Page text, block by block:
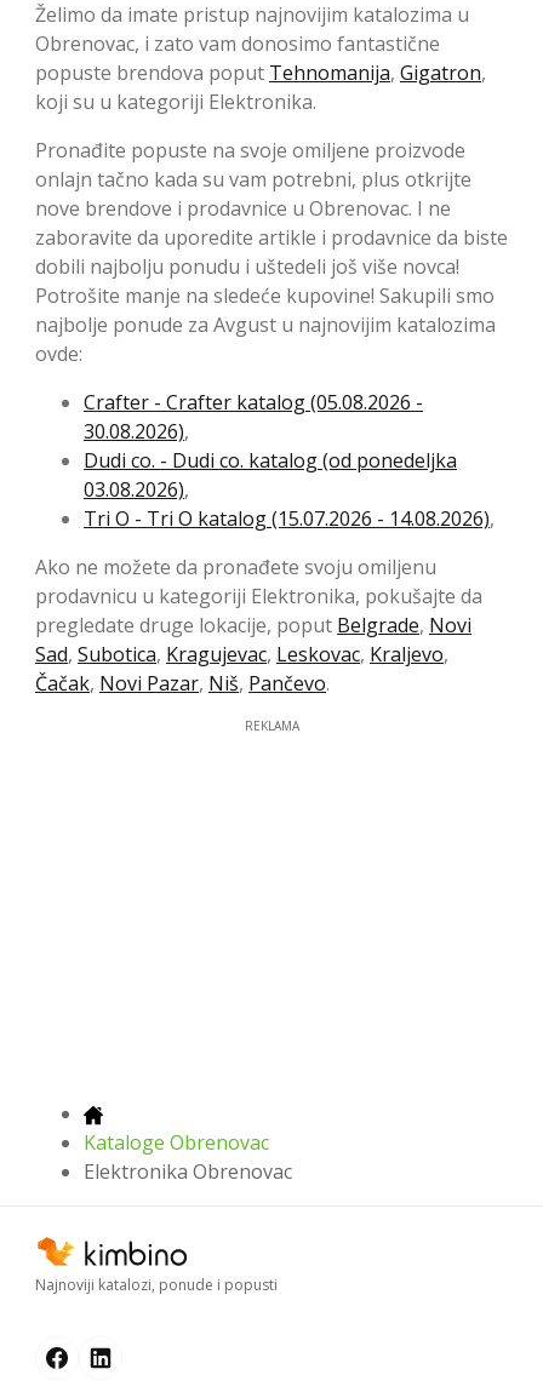
Želimo da imate pristup najnovijim katalozima u
Obrenovac, i zato vam donosimo fantastične
popuste brendova poput Tehnomanija, Gigatron,
koji su u kategoriji Elektronika.
Pronađite popuste na svoje omiljene proizvode
onlajn tačno kada su vam potrebni, plus otkrijte
nove brendove i prodavnice u Obrenovac. I ne
zaboravite da uporedite artikle i prodavnice da biste
dobili najbolju ponudu i uštedeli još više novca!
Potrošite manje na sledeće kupovine! Sakupili smo
najbolje ponude za Avgust u najnovijim katalozima
ovde:
Crafter - Crafter katalog (05.08.2026 -
30.08.2026),
Dudi co. - Dudi co. katalog (od ponedeljka
03.08.2026),
Tri O - Tri O katalog (15.07.2026 - 14.08.2026),
Ako ne možete da pronađete svoju omiljenu
prodavnicu u kategoriji Elektronika, pokušajte da
pregledate druge lokacije, poput Belgrade, Novi
Sad, Subotica, Kragujevac, Leskovac, Kraljevo,
Čačak, Novi Pazar, Niš, Pančevo.
REKLAMA
Kataloge Obrenovac
Elektronika Obrenovac
Najnoviji katalozi, ponude i popusti